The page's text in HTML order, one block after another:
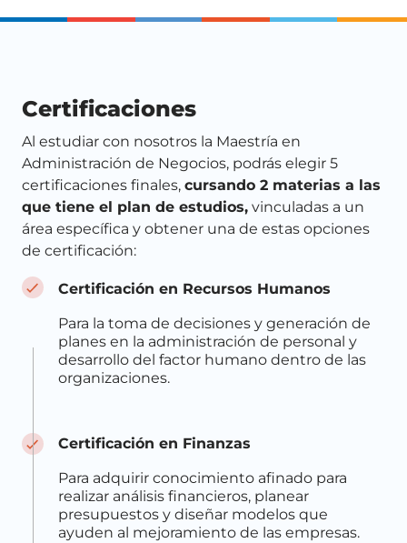
Certificaciones
Al estudiar con nosotros la Maestría en
Administración de Negocios, podrás elegir 5
certificaciones finales, cursando 2 materias a las
que tiene el plan de estudios, vinculadas a un
área específica y obtener una de estas opciones
de certificación:
Certificación en Recursos Humanos
Para la toma de decisiones y generación de
planes en la administración de personal y
desarrollo del factor humano dentro de las
organizaciones.
Certificación en Finanzas
Para adquirir conocimiento afinado para
realizar análisis financieros, planear
presupuestos y diseñar modelos que
ayuden al mejoramiento de las empresas.